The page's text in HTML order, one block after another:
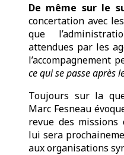
De même sur le
concertation avec
que
attendues par les
l’accompagnement
ce qui se passe après
Toujours sur la
Marc Fesneau
revue des missions
lui sera
aux organisations